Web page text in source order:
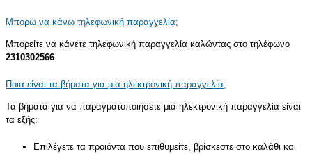
Μπορώ να κάνω τηλεφωνική παραγγελία;
Μπορείτε να κάνετε τηλεφωνική παραγγελία καλώντας στo τηλέφωνo
2310302566
Ποια είναι τα βήματα για μια ηλεκτρονική παραγγελία;
Τα βήματα για να παραγματοποιήσετε μια ηλεκτρονική παραγγελία είναι
τα εξής:
Επιλέγετε τα προιόντα που επιθυμείτε, βρίσκεστε στο καλάθι και